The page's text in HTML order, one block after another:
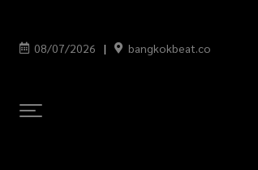
08/07/2026 bangkokbeat.co